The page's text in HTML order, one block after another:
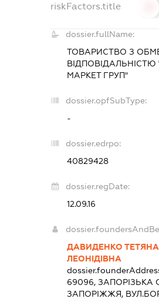
riskFactors.title
dossier.fullName:
ТОВАРИСТВО З
ВІДПОВІДАЛЬНІСТЮ
МАРКЕТ ГРУП"
dossier.opfSubType:
-
dossier.edrpo:
40829428
dossier.regDate:
12.09.16
ДАВИДЕНКО ТЕТЯНА
ЛЕОНІДІВНА
69096, ЗАПОРІЗЬКА
ЗАПОРІЖЖЯ,